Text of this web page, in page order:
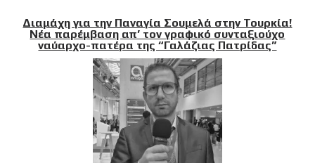
Διαμάχη για την Παναγία Σουμελά στην Τουρκία!
Νέα παρέμβαση απ’ τον γραφικό συνταξιούχο
ναύαρχο-πατέρα της “Γαλάζιας Πατρίδας”